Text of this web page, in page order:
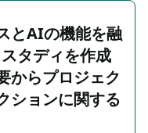
とAIの機能を融
タディを作成
からプロジェク
ションに関する